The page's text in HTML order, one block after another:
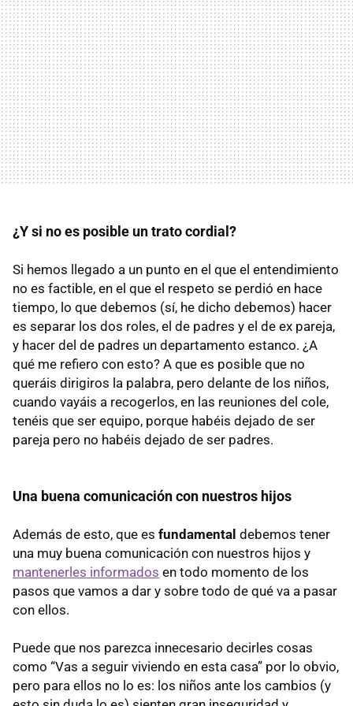
¿Y si no es posible un trato cordial?
Si hemos llegado a un punto en el que el entendimiento
no es factible, en el que el respeto se perdió en hace
tiempo, lo que debemos (sí, he dicho debemos) hacer
es separar los dos roles, el de padres y el de ex pareja,
y hacer del de padres un departamento estanco. ¿A
qué me refiero con esto? A que es posible que no
queráis dirigiros la palabra, pero delante de los niños,
cuando vayáis a recogerlos, en las reuniones del cole,
tenéis que ser equipo, porque habéis dejado de ser
pareja pero no habéis dejado de ser padres.
Una buena comunicación con nuestros hijos
Además de esto, que es fundamental debemos tener
una muy buena comunicación con nuestros hijos y
mantenerles informados en todo momento de los
pasos que vamos a dar y sobre todo de qué va a pasar
con ellos.
Puede que nos parezca innecesario decirles cosas
como “Vas a seguir viviendo en esta casa” por lo obvio,
pero para ellos no lo es: los niños ante los cambios (y